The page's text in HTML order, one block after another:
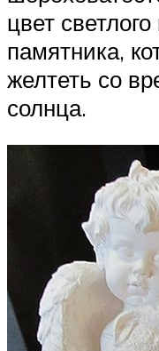
цвет
памятника,
желтеть со
солнца.